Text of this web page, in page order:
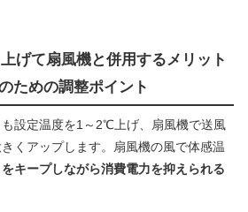
げて扇風機と併用するメリット
ための調整ポイント
設定温度を1～2℃上げ、扇風機で送風
くアップします。扇風機の風で体感温
キープしながら消費電力を抑えられる